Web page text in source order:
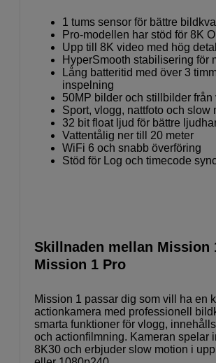
1 tums sensor för bättre
Pro-modellen har stöd för 8K
Upp till 8K video med hög
HyperSmooth stabilisering för
Lång batteritid med över 3
inspelning
50MP bilder och stillbilder från
Sport, vlogg, nattfoto och slow
32 bit float ljud för bättre
Vattentålig ner till 20 meter
WiFi 6 och snabb överföring
Stöd för Log och timecode
Skillnaden mellan Mission
Mission 1 Pro
Mission 1 passar dig som vill ha en
actionkamera med professionell
smarta funktioner för vlogg,
och actionfilmning. Kameran spelar
8K30 och erbjuder slow motion i